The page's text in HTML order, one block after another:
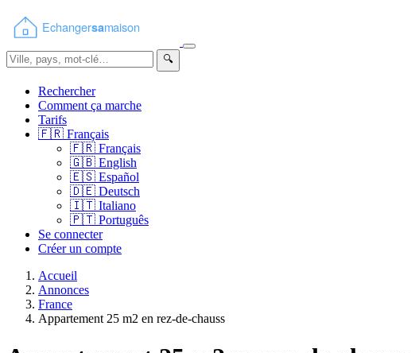
🔍
Rechercher
Comment ça marche
Tarifs
🇫🇷 Français
🇫🇷 Français
🇬🇧 English
🇪🇸 Español
🇩🇪 Deutsch
🇮🇹 Italiano
🇵🇹 Português
Se connecter
Créer un compte
Accueil
Annonces
France
Appartement 25 m2 en rez-de-chauss